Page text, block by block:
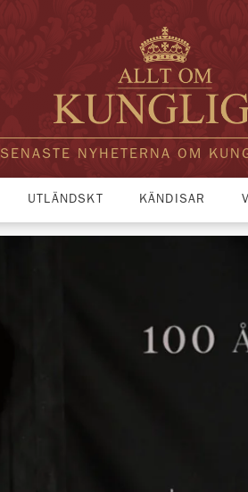
SENASTE NYHETERNA OM
UTLÄNDSKT KÄNDISAR